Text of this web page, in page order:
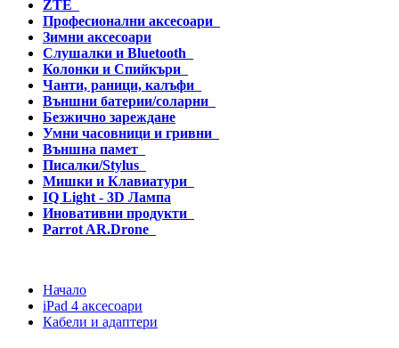
ZTE
Професионални аксесоари
Зимни аксесоари
Слушалки и Bluetooth
Колонки и Спийкъри
Чанти, раници, калъфи
Външни батерии/соларни
Безжично зареждане
Умни часовници и гривни
Външна памет
Писалки/Stylus
Мишки и Клавиатури
IQ Light - 3D Лампа
Иновативни продукти
Parrot AR.Drone
Начало
iPad 4 аксесоари
Кабели и адаптери